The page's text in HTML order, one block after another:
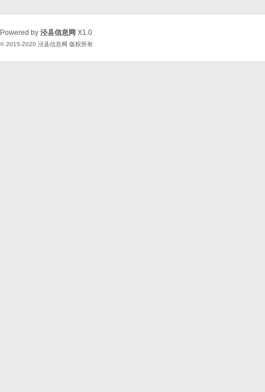
Powered by 泾县信息网 X1.0
© 2015-2020 泾县信息网 版权所有